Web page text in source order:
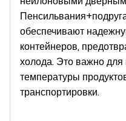
обеспечивают
контейнеров,
холода. Это важно
температуры
транспортировки.